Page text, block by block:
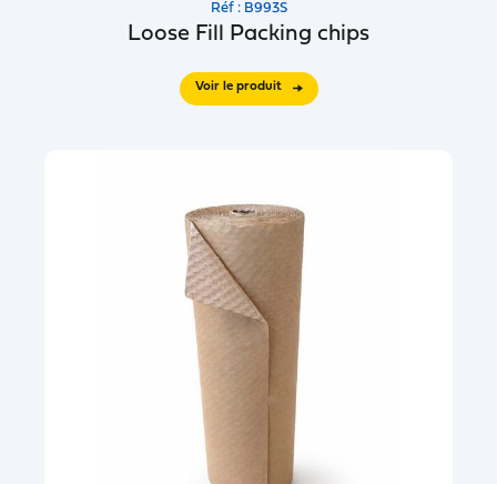
Réf : B993S
Loose Fill Packing chips
Voir le produit